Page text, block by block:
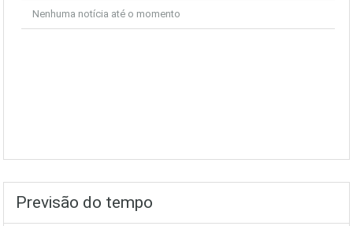
Nenhuma notícia até o momento
Previsão do tempo